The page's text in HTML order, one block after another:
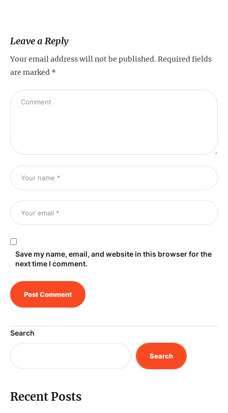
Leave a Reply
Your email address will not be published. Required fields
are marked *
Save my name, email, and website in this browser for the
next time I comment.
Search
Search
Recent Posts